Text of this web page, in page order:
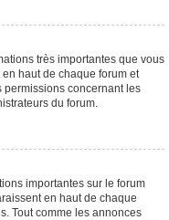
très importantes que vous
haut de chaque forum et
permissions concernant les
du forum.
importantes sur le forum
en haut de chaque
Tout comme les annonces